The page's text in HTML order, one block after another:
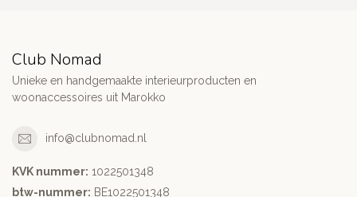
Club Nomad
Unieke en handgemaakte interieurproducten en
woonaccessoires uit Marokko
info@clubnomad.nl
KVK nummer: 1022501348
btw-nummer: BE1022501348